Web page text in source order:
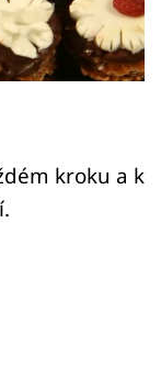
kroku a k